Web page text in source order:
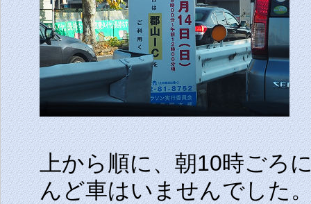
上から順に、朝10時ごろ
んど車はいませんでした